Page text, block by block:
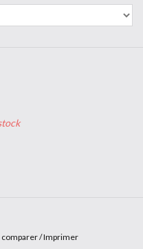
vitrées et dynamise
/Imprimer